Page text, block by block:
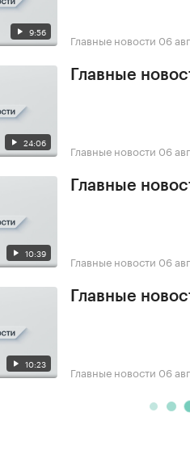
9:56 Главные новости 06
24:06
Главные
Главные новости 06
10:39
Главные
Главные новости 06
10:23
Главные
Главные новости 06